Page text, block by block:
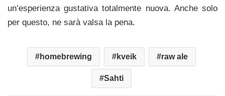
un’esperienza gustativa totalmente nuova. Anche solo
per questo, ne sarà valsa la pena.
homebrewing kveik raw ale
Sahti